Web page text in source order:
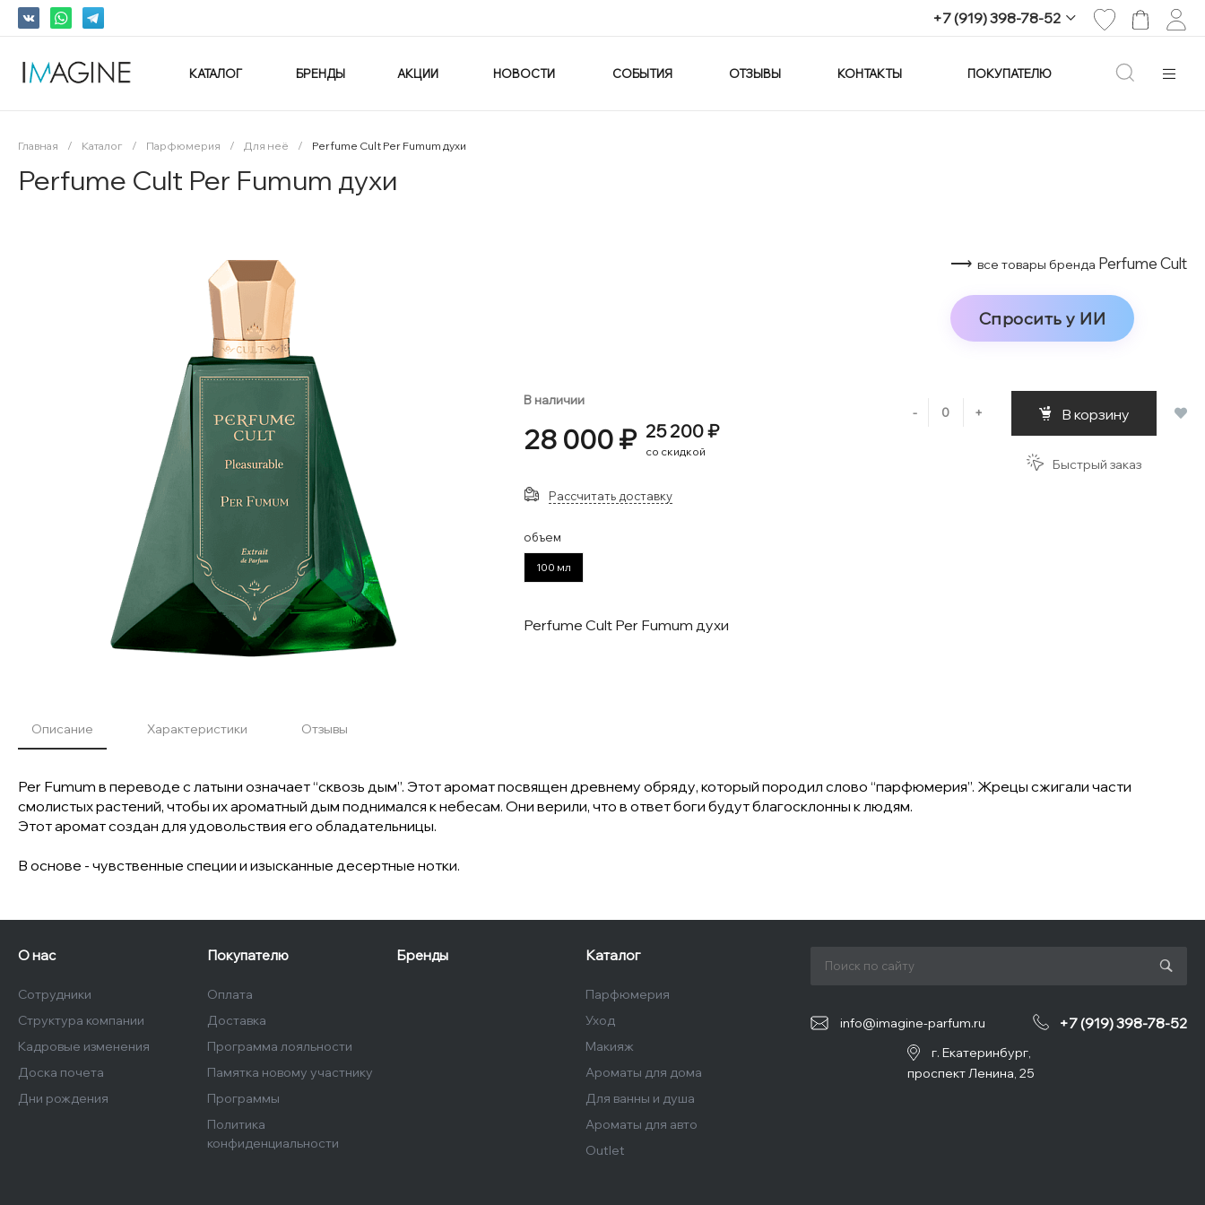
+7 (919) 398-78-52
+7 (919) 398-78-52
КАТАЛОГ БРЕНДЫ АКЦИИ НОВОСТИ СОБЫТИЯ ОТЗЫВЫ КОНТАКТЫ ПОКУПАТЕЛЮ
Главная / Каталог / Парфюмерия / Для неё / Perfume Cult Per Fumum духи
Perfume Cult Per Fumum духи
⟶ все товары бренда Perfume Cult
Спросить у ИИ
В наличии
28 000 ₽ 25 200 ₽
со скидкой
- + В корзину
Быстрый заказ
Рассчитать доставку
объем
100 мл
Perfume Cult Per Fumum духи
Описание Характеристики Отзывы
Per Fumum в переводе с латыни означает “сквозь дым”. Этот аромат посвящен древнему обряду, который породил слово “парфюмерия”. Жрецы сжигали части
смолистых растений, чтобы их ароматный дым поднимался к небесам. Они верили, что в ответ боги будут благосклонны к людям.
Этот аромат создан для удовольствия его обладательницы.
В основе - чувственные специи и изысканные десертные нотки.
О нас
Сотрудники
Структура компании
Кадровые изменения
Доска почета
Дни рождения
Покупателю
Оплата
Доставка
Программа лояльности
Памятка новому участнику
Программы
Политика
конфиденциальности
Бренды Каталог
Парфюмерия
Уход
Макияж
Ароматы для дома
Для ванны и душа
Ароматы для авто
Outlet
info@imagine-parfum.ru +7 (919) 398-78-52
г. Екатеринбург,
проспект Ленина, 25